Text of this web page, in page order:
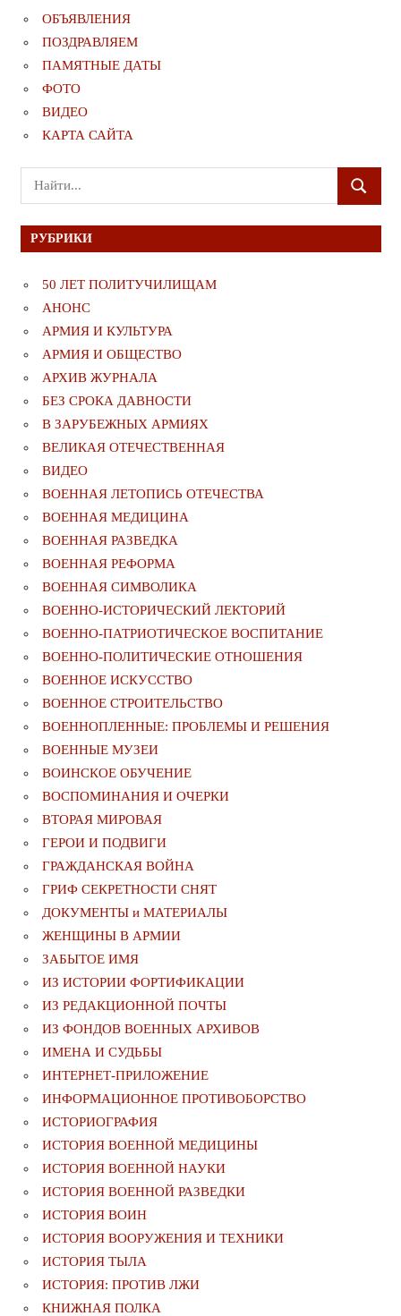
ОБЪЯВЛЕНИЯ
ПОЗДРАВЛЯЕМ
ПАМЯТНЫЕ ДАТЫ
ФОТО
ВИДЕО
КАРТА САЙТА
Поиск
для:
ПОИСК
РУБРИКИ
50 ЛЕТ ПОЛИТУЧИЛИЩАМ
АНОНС
АРМИЯ И КУЛЬТУРА
АРМИЯ И ОБЩЕСТВО
АРХИВ ЖУРНАЛА
БЕЗ СРОКА ДАВНОСТИ
В ЗАРУБЕЖНЫХ АРМИЯХ
ВЕЛИКАЯ ОТЕЧЕСТВЕННАЯ
ВИДЕО
ВОЕННАЯ ЛЕТОПИСЬ ОТЕЧЕСТВА
ВОЕННАЯ МЕДИЦИНА
ВОЕННАЯ РАЗВЕДКА
ВОЕННАЯ РЕФОРМА
ВОЕННАЯ СИМВОЛИКА
ВОЕННО-ИСТОРИЧЕСКИЙ ЛЕКТОРИЙ
ВОЕННО-ПАТРИОТИЧЕСКОЕ ВОСПИТАНИЕ
ВОЕННО-ПОЛИТИЧЕСКИE ОТНОШЕНИЯ
ВОЕННОЕ ИСКУССТВО
ВОЕННОЕ СТРОИТЕЛЬСТВО
ВОЕННОПЛЕННЫЕ: ПРОБЛЕМЫ И РЕШЕНИЯ
ВОЕННЫЕ МУЗЕИ
ВОИНСКОЕ ОБУЧЕНИЕ
ВОСПОМИНАНИЯ И ОЧЕРКИ
ВТОРАЯ МИРОВАЯ
ГЕРОИ И ПОДВИГИ
ГРАЖДАНСКАЯ ВОЙНА
ГРИФ СЕКРЕТНОСТИ СНЯТ
ДОКУМЕНТЫ и МАТЕРИАЛЫ
ЖЕНЩИНЫ В АРМИИ
ЗАБЫТОЕ ИМЯ
ИЗ ИСТОРИИ ФОРТИФИКАЦИИ
ИЗ РЕДАКЦИОННОЙ ПОЧТЫ
ИЗ ФОНДОВ ВОЕННЫХ АРХИВОВ
ИМЕНА И СУДЬБЫ
ИНТЕРНЕТ-ПРИЛОЖЕНИЕ
ИНФОРМАЦИОННОЕ ПРОТИВОБОРСТВО
ИСТОРИОГРАФИЯ
ИСТОРИЯ ВОЕННОЙ МЕДИЦИНЫ
ИСТОРИЯ ВОЕННОЙ НАУКИ
ИСТОРИЯ ВОЕННОЙ РАЗВЕДКИ
ИСТОРИЯ ВОИН
ИСТОРИЯ ВООРУЖЕНИЯ И ТЕХНИКИ
ИСТОРИЯ ТЫЛА
ИСТОРИЯ: ПРОТИВ ЛЖИ
КНИЖНАЯ ПОЛКА